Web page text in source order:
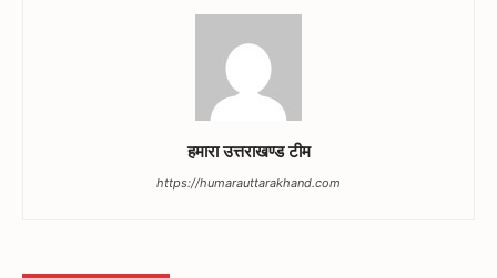
हमारा उत्तराखण्ड टीम
https://humarauttarakhand.com